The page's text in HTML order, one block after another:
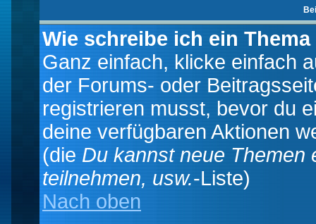
Wie schreibe ich ein
Ganz einfach, klicke einfach
der Forums- oder
registrieren musst, bevor du
deine verfügbaren Aktionen
(die Du kannst neue Themen
teilnehmen, usw.-Liste)
Nach oben